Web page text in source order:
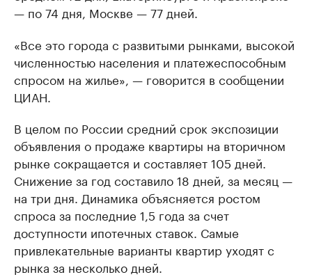
— по 74 дня, Москве — 77 дней.
«Все это города с развитыми рынками, высокой
численностью населения и платежеспособным
спросом на жилье», — говорится в сообщении
ЦИАН.
В целом по России средний срок экспозиции
объявления о продаже квартиры на вторичном
рынке сокращается и составляет 105 дней.
Снижение за год составило 18 дней, за месяц —
на три дня. Динамика объясняется ростом
спроса за последние 1,5 года за счет
доступности ипотечных ставок. Самые
привлекательные варианты квартир уходят с
рынка за несколько дней.